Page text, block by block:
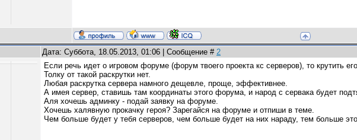
Дата: Суббота, 18.05.2013, 01:06 | Сообщение # 2
Если речь идет о игровом форуме (форум твоего проекта кс серверов), то крутить
Толку от такой раскрутки нет.
Любая раскрутка сервера намного дещевле, проще, эффективнее.
А имея сервер, ставишь там координаты этого форума, и народ с сервака будет
Аля хочешь админку - подай заявку на форуме.
Хочешь халявную прокачку героя? Зарегайся на форуме и отпиши в теме.
Чем больше будет у тебя серверов, чем больше будет на них нараду, тем больше